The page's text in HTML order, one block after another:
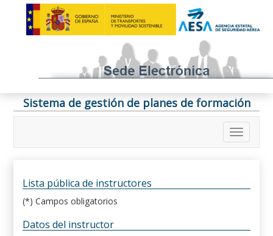
Sistema de gestión de planes de formación
Lista pública de instructores
(*) Campos obligatorios
Datos del instructor